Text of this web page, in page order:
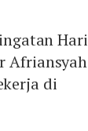
Hari
Afriansyah
di